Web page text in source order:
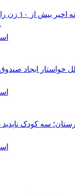
طالبان در
حجاب بازداشت كردند.
۱۴ اسد
خواستار ايجاد
۱۴ اسد
سه كودک
۱۴ اسد